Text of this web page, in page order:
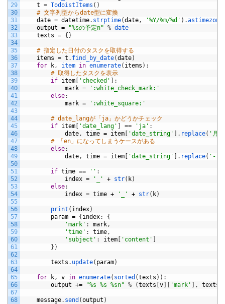
29
30
31
32
33
34
35
36
37
38
39
40
41
42
43
44
45
46
47
48
49
50
51
52
53
54
55
56
57
58
59
60
61
62
63
64
65
66
67
68
t = TodoistItems ( )
# 文字列型からdate型に変換
date = datetime. strptime(date, '%Y/%m/%d' ) .astimezone
output = "%sの予定n" % date
texts = { }
# 指定した日付のタスクを取得する
items = t . find_by_date(date)
for
k, item in enumerate( items ) :
# 取得したタスクを表示
if item 'checked'
:
mark =
':white_check_mark:'
else:
mark = ':white_square:'
# date_langが「ja」かどうかチェック
if item 'date_lang' == 'ja' :
date, time = item 'date_string' . replace( '月'
# 「en」になってしまうケースがある
else:
date, time = item 'date_string' . replace( '-'
if time == '' :
index = '_' + str( k)
else:
index = time + '_' + str( k)
print ( index)
param = { index:
{
'mark' : mark,
'time' : time,
'subject' : item 'content'
} }
texts . update( param)
for k, v in enumerate( sorted (texts ) ) :
output += "%s %s %sn" % (texts v 'mark' , texts
message. send (output )